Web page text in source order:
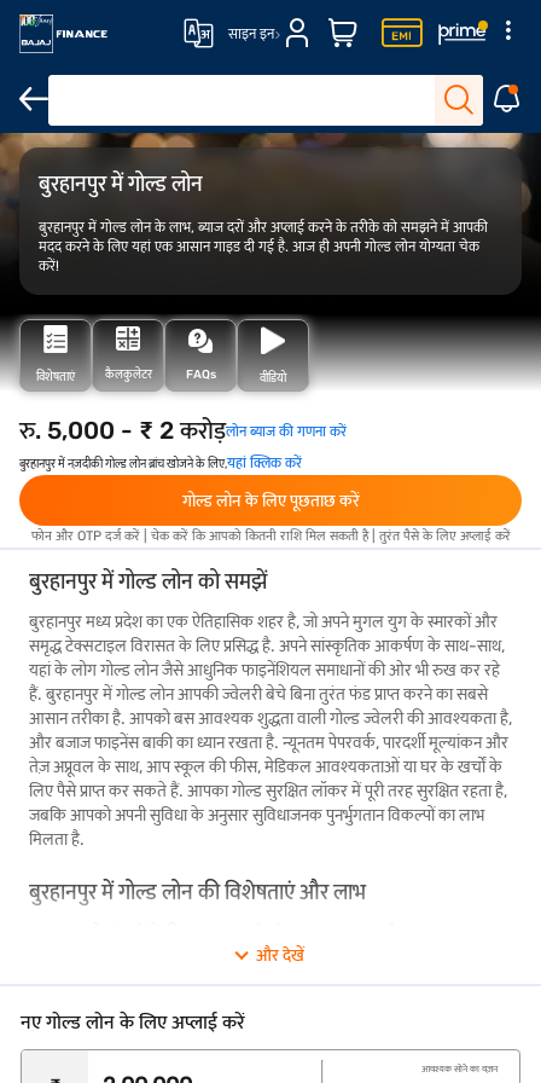
साइन इन
ओवरव्यू
बुरहानपुर में गोल्ड लोन
बुरहानपुर में गोल्ड लोन के लाभ, ब्याज दरों और अप्लाई करने के तरीके को समझने में आपकी
मदद करने के लिए यहां एक आसान गाइड दी गई है. आज ही अपनी गोल्ड लोन योग्यता चेक
करें!
विशेषताएं कैलकुलेटर FAQs वीडियो
रु. 5,000 - ₹ 2 करोड़लोन ब्याज की गणना करें
बुरहानपुर में नज़दीकी गोल्ड लोन ब्रांच खोजने के लिए,यहां क्लिक करें
गोल्ड लोन के लिए पूछताछ करें
फोन और OTP दर्ज करें | चेक करें कि आपको कितनी राशि मिल सकती है | तुरंत पैसे के लिए अप्लाई करें
बुरहानपुर में गोल्ड लोन को समझें
बुरहानपुर मध्य प्रदेश का एक ऐतिहासिक शहर है, जो अपने मुगल युग के स्मारकों और
समृद्ध टेक्सटाइल विरासत के लिए प्रसिद्ध है. अपने सांस्कृतिक आकर्षण के साथ-साथ,
यहां के लोग गोल्ड लोन जैसे आधुनिक फाइनेंशियल समाधानों की ओर भी रुख कर रहे
हैं. बुरहानपुर में गोल्ड लोन आपकी ज्वेलरी बेचे बिना तुरंत फंड प्राप्त करने का सबसे
आसान तरीका है. आपको बस आवश्यक शुद्धता वाली गोल्ड ज्वेलरी की आवश्यकता है,
और बजाज फाइनेंस बाकी का ध्यान रखता है. न्यूनतम पेपरवर्क, पारदर्शी मूल्यांकन और
तेज़ अप्रूवल के साथ, आप स्कूल की फीस, मेडिकल आवश्यकताओं या घर के खर्चों के
लिए पैसे प्राप्त कर सकते हैं. आपका गोल्ड सुरक्षित लॉकर में पूरी तरह सुरक्षित रहता है,
जबकि आपको अपनी सुविधा के अनुसार सुविधाजनक पुनर्भुगतान विकल्पों का लाभ
मिलता है.
बुरहानपुर में गोल्ड लोन की विशेषताएं और लाभ
खोज रहे हैं, तो गोल्ड लोन एक आदर्श विकल्प हो सकता है. अपनी गोल्ड ज्वेलरी को
कोलैटरल के रूप में उपयोग करके, आप अपनी कीमती वस्तुओं को बेचे बिना तुरंत फंड
भुगतान करना हो या अप्रत्याशित घर की मरम्मत को हैंडल करना हो, गोल्ड लोन आपकी
फाइनेंशियल ज़रूरतों को पूरा करने का एक आसान तरीका प्रदान करता है.
और देखें
नए गोल्ड लोन के लिए अप्लाई करें
आवश्यक सोने का वज़न